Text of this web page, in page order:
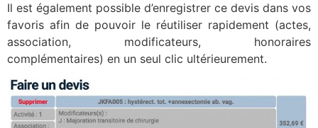
Il est également possible d’enregistrer ce devis dans vos
favoris afin de pouvoir le réutiliser rapidement (actes,
association, modificateurs, honoraires
complémentaires) en un seul clic ultérieurement.